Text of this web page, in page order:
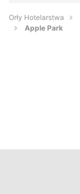
Orły Hotelarstwa
Apple Park